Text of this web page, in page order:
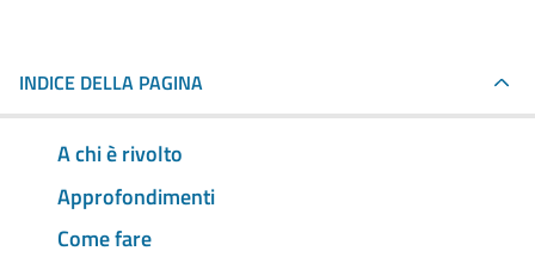
INDICE DELLA PAGINA
A chi è rivolto
Approfondimenti
Come fare